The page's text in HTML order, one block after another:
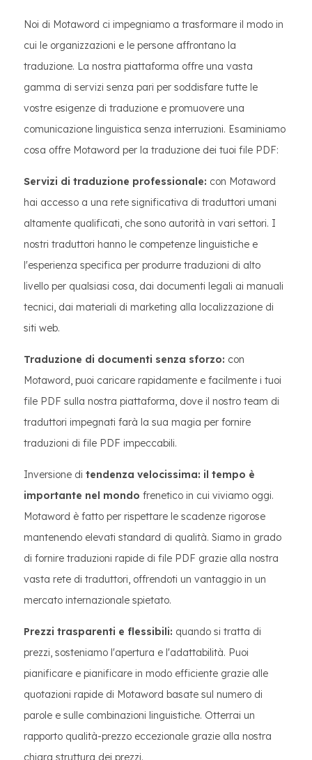
Noi di Motaword ci impegniamo a trasformare il modo in
cui le organizzazioni e le persone affrontano la
traduzione. La nostra piattaforma offre una vasta
gamma di servizi senza pari per soddisfare tutte le
vostre esigenze di traduzione e promuovere una
comunicazione linguistica senza interruzioni. Esaminiamo
cosa offre Motaword per la traduzione dei tuoi file PDF:
Servizi di traduzione professionale: con Motaword
hai accesso a una rete significativa di traduttori umani
altamente qualificati, che sono autorità in vari settori. I
nostri traduttori hanno le competenze linguistiche e
l'esperienza specifica per produrre traduzioni di alto
livello per qualsiasi cosa, dai documenti legali ai manuali
tecnici, dai materiali di marketing alla localizzazione di
siti web.
Traduzione di documenti senza sforzo: con
Motaword, puoi caricare rapidamente e facilmente i tuoi
file PDF sulla nostra piattaforma, dove il nostro team di
traduttori impegnati farà la sua magia per fornire
traduzioni di file PDF impeccabili.
Inversione di tendenza velocissima: il tempo è
importante nel mondo frenetico in cui viviamo oggi.
Motaword è fatto per rispettare le scadenze rigorose
mantenendo elevati standard di qualità. Siamo in grado
di fornire traduzioni rapide di file PDF grazie alla nostra
vasta rete di traduttori, offrendoti un vantaggio in un
mercato internazionale spietato.
Prezzi trasparenti e flessibili: quando si tratta di
prezzi, sosteniamo l'apertura e l'adattabilità. Puoi
pianificare e pianificare in modo efficiente grazie alle
quotazioni rapide di Motaword basate sul numero di
parole e sulle combinazioni linguistiche. Otterrai un
rapporto qualità-prezzo eccezionale grazie alla nostra
chiara struttura dei prezzi.